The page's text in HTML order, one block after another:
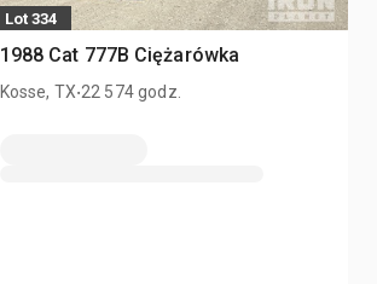
Lot 334
1988 Cat 777B Ciężarówka
Kosse, TX.22 574 godz.